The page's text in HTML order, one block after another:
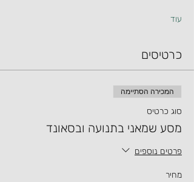
עוד
כרטיסים
המכירה הסתיימה
סוג כרטיס
מסע שמאני בתנועה ובסאונד
פרטים נוספים
מחיר